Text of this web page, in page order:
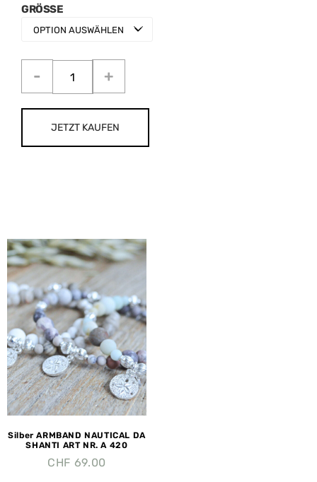
GRÖSSE
JETZT KAUFEN
Silber ARMBAND NAUTICAL DA
SHANTI ART NR. A 420
CHF 69.00